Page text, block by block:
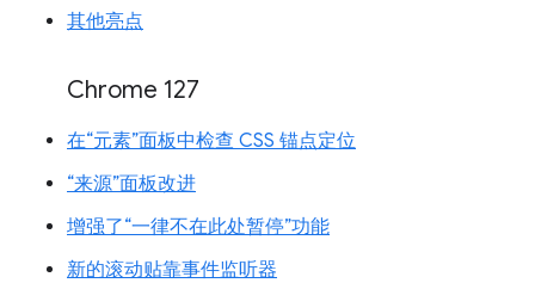
其他亮点
Chrome 127
在“元素”面板中检查 CSS 锚点定位
“来源”面板改进
增强了“一律不在此处暂停”功能
新的滚动贴靠事件监听器